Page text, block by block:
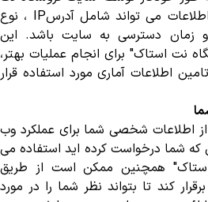
می تواند شامل آدرسIP ، نوع
و زمان دسترسی به سایت باشد. این
نت استاک" برای انجام عملیات بهتر،
اطلاعات آماری مورد استفاده قرار
اطلاعات شخصی شما برای عملکرد وب
شما درخواست کرده اید استفاده می
همچنین ممکن است از طریق
کند تا بتواند نظر شما را در مورد